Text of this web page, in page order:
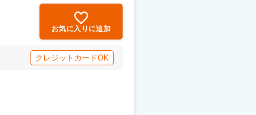
お気に入りに追加
クレジットカードOK